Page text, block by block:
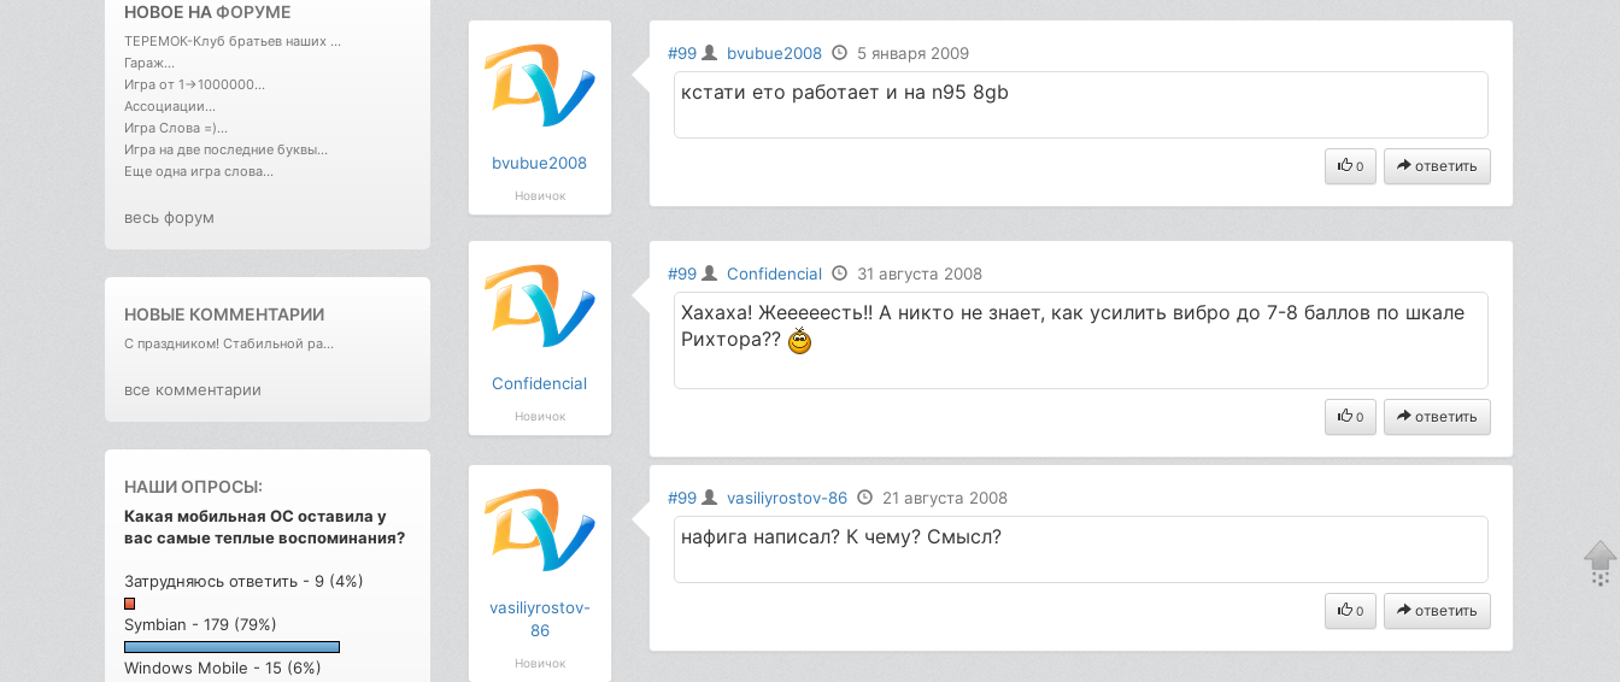
НОВОЕ НАФОРУМЕ
ТЕРЕМОК-Клуб братьев наших ...
Гараж...
Игра от 1->1000000...
Ассоциации...
Игра Слова =)...
Игра на две последние буквы...
Еще одна игра слова...
весь форум
НОВЫЕ КОММЕНТАРИИ
С праздником! Стабильной ра...
все комментарии
НАШИ ОПРОСЫ:
Какая мобильная ОС оставила у
вас самые теплые воспоминания?
Затрудняюсь ответить - 9 (4%)
Symbian - 179 (79%)
Windows Mobile - 15 (6%)
bvubue2008
Новичок
#99 bvubue2008 5 января 2009
кстати ето работает и на n95 8gb
0 ответить
Confidencial
Новичок
#99 Confidencial 31 августа 2008
Хахаха! Жееееесть!! А никто не знает, как усилить вибро до 7-8 баллов по шкале
Рихтора??
0 ответить
vasiliyrostov-
86
Новичок
#99 vasiliyrostov-86 21 августа 2008
нафига написал? К чему? Смысл?
0 ответить